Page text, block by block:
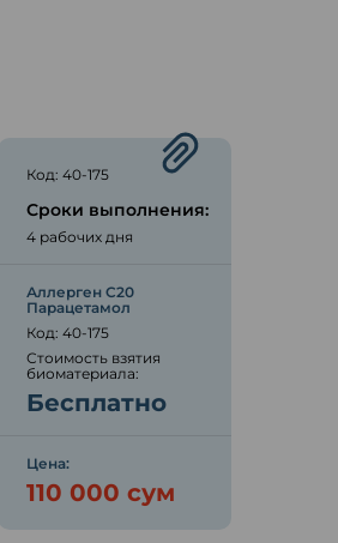
Код: 40-175
Сроки выполнения:
4 рабочих дня
Аллерген C20
Парацетамол
Код: 40-175
Стоимость взятия
биоматериала:
Бесплатно
Цена:
110 000 сум